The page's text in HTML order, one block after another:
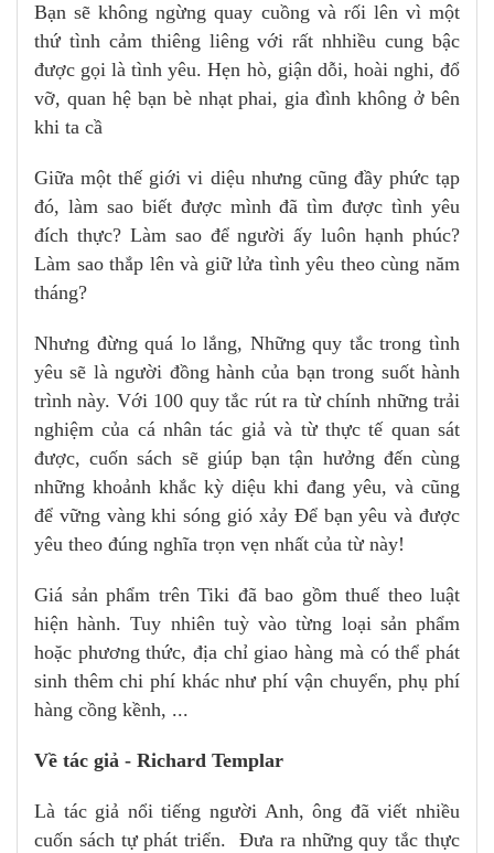
Bạn sẽ không ngừng quay cuồng và rối lên vì một
thứ tình cảm thiêng liêng với rất nhhiều cung bậc
được gọi là tình yêu. Hẹn hò, giận dỗi, hoài nghi, đổ
vỡ, quan hệ bạn bè nhạt phai, gia đình không ở bên
khi ta cầ
Giữa một thế giới vi diệu nhưng cũng đầy phức tạp
đó, làm sao biết được mình đã tìm được tình yêu
đích thực? Làm sao để người ấy luôn hạnh phúc?
Làm sao thắp lên và giữ lửa tình yêu theo cùng năm
tháng?
Nhưng đừng quá lo lắng, Những quy tắc trong tình
yêu sẽ là người đồng hành của bạn trong suốt hành
trình này. Với 100 quy tắc rút ra từ chính những trải
nghiệm của cá nhân tác giả và từ thực tế quan sát
được, cuốn sách sẽ giúp bạn tận hưởng đến cùng
những khoảnh khắc kỳ diệu khi đang yêu, và cũng
để vững vàng khi sóng gió xảy Để bạn yêu và được
yêu theo đúng nghĩa trọn vẹn nhất của từ này!
Giá sản phẩm trên Tiki đã bao gồm thuế theo luật
hiện hành. Tuy nhiên tuỳ vào từng loại sản phẩm
hoặc phương thức, địa chỉ giao hàng mà có thể phát
sinh thêm chi phí khác như phí vận chuyển, phụ phí
hàng cồng kềnh, ...
Về tác giả - Richard Templar
Là tác giả nổi tiếng người Anh, ông đã viết nhiều
cuốn sách tự phát triển. Đưa ra những quy tắc thực